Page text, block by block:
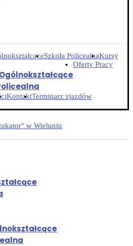
Szkoła PolicealnaKursy
Oferty Pracy
KontaktTerminarz zjazdów